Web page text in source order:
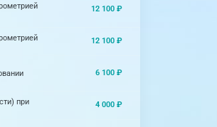
12 100 ₽
12 100 ₽
6 100 ₽
при 4 000 ₽